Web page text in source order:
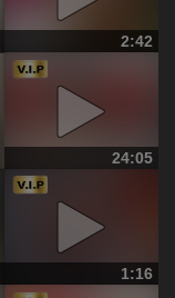
2:42
24:05
1:16